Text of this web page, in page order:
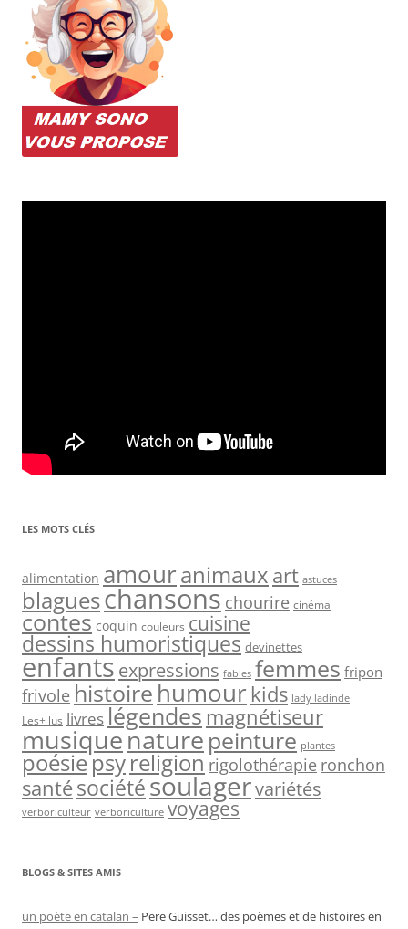
LES MOTS CLÉS
alimentation amouranimaux art astuces
blagueschansons chourire cinéma
contes coquin couleurs cuisine
dessins humoristiques devinettes
enfantsexpressions fables femmes fripon
frivole histoire humour kids lady ladinde
Les+ lus livreslégendes magnétiseur
musiquenature peinture plantes
poésiepsyreligion rigolothérapie ronchon
santésociétésoulagervariétés
verboriculteur verboriculture voyages
BLOGS & SITES AMIS
un poète en catalan – Pere Guisset… des poèmes et de histoires en